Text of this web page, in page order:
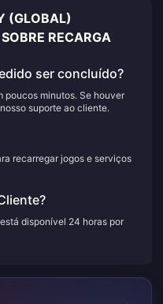
(GLOBAL)
RECARGA
ser concluído?
poucos minutos. Se houver
suporte ao cliente.
recarregar jogos e serviços
disponível 24 horas por